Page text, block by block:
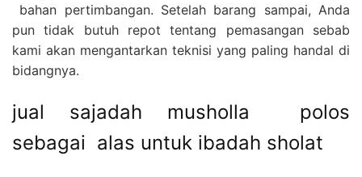
bahan pertimbangan. Setelah barang sampai, Anda
pun tidak butuh repot tentang pemasangan sebab
kami akan mengantarkan teknisi yang paling handal di
bidangnya.
jual sajadah musholla polos
sebagai alas untuk ibadah sholat